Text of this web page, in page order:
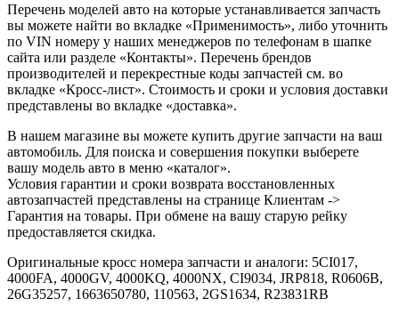
Перечень моделей авто на которые устанавливается запчасть
вы можете найти во вкладке «Применимость», либо уточнить
по VIN номеру у наших менеджеров по телефонам в шапке
сайта или разделе «Контакты». Перечень брендов
производителей и перекрестные коды запчастей см. во
вкладке «Кросс-лист». Стоимость и сроки и условия доставки
представлены во вкладке «доставка».
В нашем магазине вы можете купить другие запчасти на ваш
автомобиль. Для поиска и совершения покупки выберете
вашу модель авто в меню «каталог».
Условия гарантии и сроки возврата восстановленных
автозапчастей представлены на странице Клиентам ->
Гарантия на товары. При обмене на вашу старую рейку
предоставляется скидка.
Оригинальные кросс номера запчасти и аналоги: 5CI017,
4000FA, 4000GV, 4000KQ, 4000NX, CI9034, JRP818, R0606B,
26G35257, 1663650780, 110563, 2GS1634, R23831RB